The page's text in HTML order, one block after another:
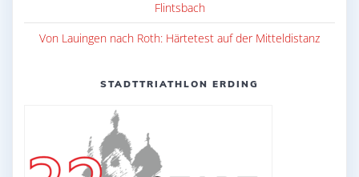
Flintsbach
Von Lauingen nach Roth: Härtetest auf der Mitteldistanz
STADTTRIATHLON ERDING